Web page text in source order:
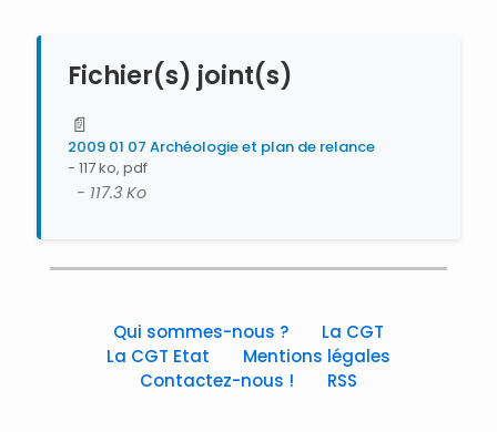
Fichier(s) joint(s)
📄
2009 01 07 Archéologie et plan de relance
- 117 ko, pdf
- 117.3 Ko
Qui sommes-nous ?
La CGT
La CGT Etat
Mentions légales
Contactez-nous !
RSS